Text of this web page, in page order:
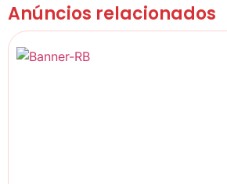
Anúncios relacionados